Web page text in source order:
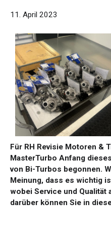
11. April 2023
Für RH Revisie Motoren &
MasterTurbo Anfang
von Bi-Turbos begonnen.
Meinung, dass es wichtig
wobei Service und Qualität
darüber können Sie in